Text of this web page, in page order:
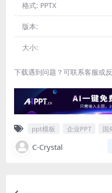
格式: PPTX
版本:
大小:
下载遇到问题？可联系客服或
ppt模板 企业PPT 国
C-Crystal